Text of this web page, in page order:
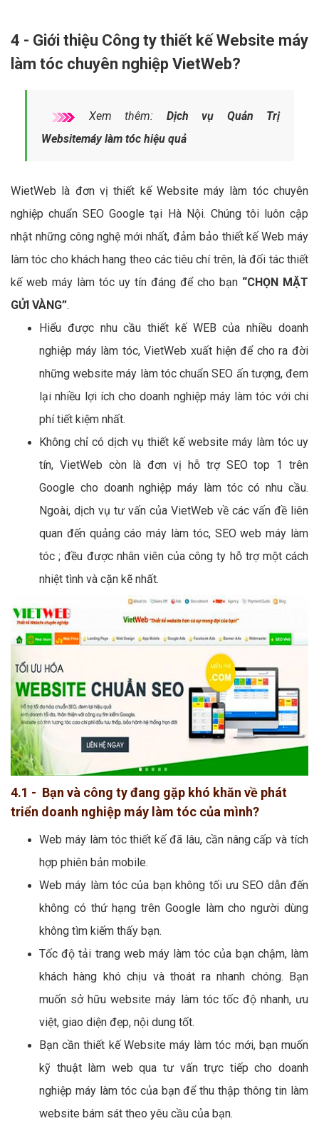
4 - Giới thiệu Công ty thiết kế Website máy
làm tóc chuyên nghiệp VietWeb?
Xem thêm: Dịch vụ Quản Trị
Websitemáy làm tóc hiệu quả
WietWeb là đơn vị thiết kế Website máy làm tóc chuyên
nghiệp chuẩn SEO Google tại Hà Nội. Chúng tôi luôn cập
nhật những công nghệ mới nhất, đảm bảo thiết kế Web máy
làm tóc cho khách hang theo các tiêu chí trên, là đối tác thiết
kế web máy làm tóc uy tín đáng để cho bạn “CHỌN MẶT
GỬI VÀNG”.
Hiểu được nhu cầu thiết kế WEB của nhiều doanh
nghiệp máy làm tóc, VietWeb xuất hiện để cho ra đời
những website máy làm tóc chuẩn SEO ấn tượng, đem
lại nhiều lợi ích cho doanh nghiệp máy làm tóc với chi
phí tiết kiệm nhất.
Không chỉ có dịch vụ thiết kế website máy làm tóc uy
tín, VietWeb còn là đơn vị hỗ trợ SEO top 1 trên
Google cho doanh nghiệp máy làm tóc có nhu cầu.
Ngoài, dịch vụ tư vấn của VietWeb về các vấn đề liên
quan đến quảng cáo máy làm tóc, SEO web máy làm
tóc ; đều được nhân viên của công ty hỗ trợ một cách
nhiệt tình và cặn kẽ nhất.
4.1 - Bạn và công ty đang gặp khó khăn về phát
triển doanh nghiệp máy làm tóc của mình?
Web máy làm tóc thiết kế đã lâu, cần nâng cấp và tích
hợp phiên bản mobile.
Web máy làm tóc của bạn không tối ưu SEO dẫn đến
không có thứ hạng trên Google làm cho người dùng
không tìm kiếm thấy bạn.
Tốc độ tải trang web máy làm tóc của bạn chậm, làm
khách hàng khó chịu và thoát ra nhanh chóng. Bạn
muốn sở hữu website máy làm tóc tốc độ nhanh, ưu
việt, giao diện đẹp, nội dung tốt.
Bạn cần thiết kế Website máy làm tóc mới, bạn muốn
kỹ thuật làm web qua tư vấn trực tiếp cho doanh
nghiệp máy làm tóc của bạn để thu thập thông tin làm
website bám sát theo yêu cầu của bạn.